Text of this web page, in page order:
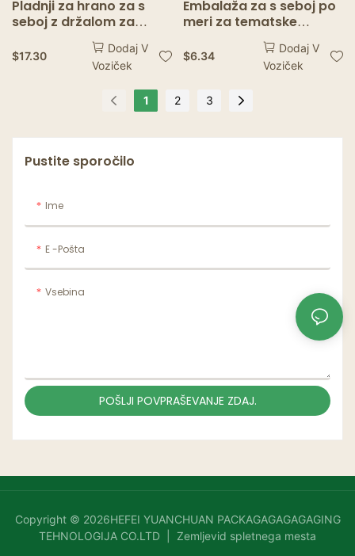
Pladnji za hrano za s
seboj z držalom za
kozarce Papirnata
posoda za prigrizke s
škatlo za s seboj iz
Pladnji za pomfrit Škatla
za prigrizke iz kraft
hrano
$17.30
Dodaj V
Voziček
Embalaža za s seboj po
meri za tematske
$6.34
Dodaj V
Voziček
1 2 3
Pustite sporočilo
Ime
E -pošta
Vsebina
POŠLJI POVPRAŠEVANJE ZDAJ.
Copyright © 2026HEFEI YUANCHUAN PACKAGAGAGAGAGING
TEHNOLOGIJA CO.LTD |
Zemljevid spletnega mesta